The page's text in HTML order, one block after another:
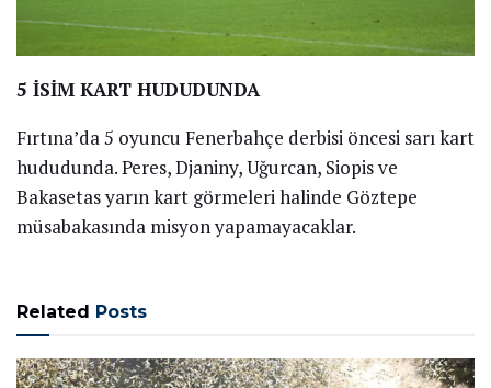
5 İSİM KART HUDUDUNDA
Fırtına’da 5 oyuncu Fenerbahçe derbisi öncesi sarı kart
hududunda. Peres, Djaniny, Uğurcan, Siopis ve
Bakasetas yarın kart görmeleri halinde Göztepe
müsabakasında misyon yapamayacaklar.
Related Posts